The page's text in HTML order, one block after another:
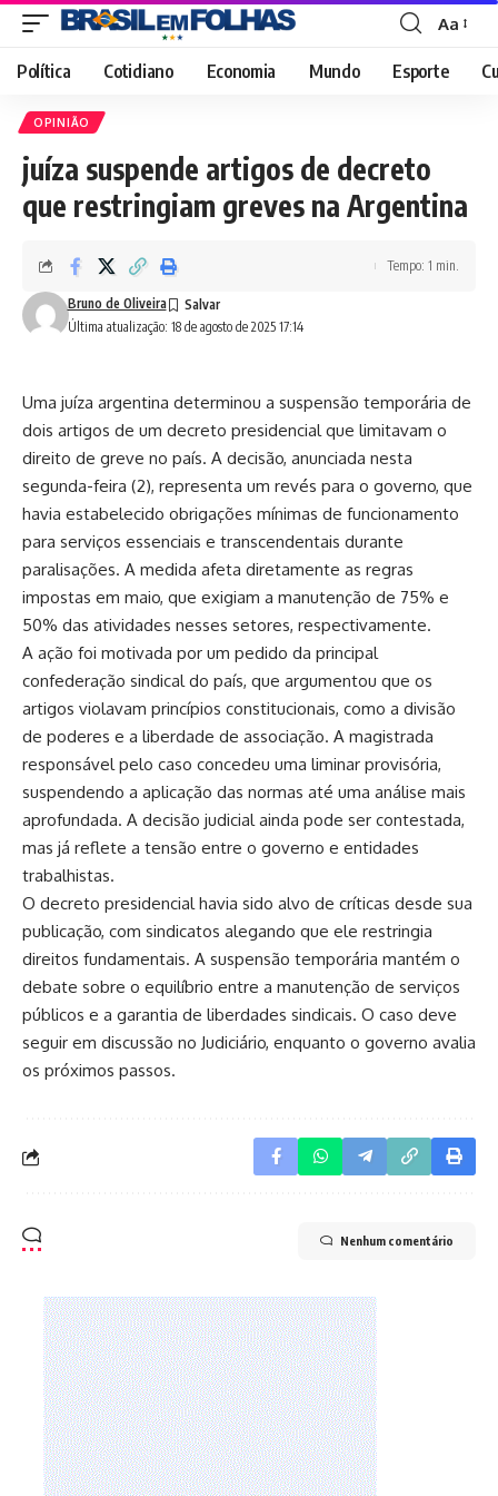
Font
Resizer
Aa
Política Cotidiano Economia Mundo Esporte
OPINIÃO
juíza suspende artigos de decreto
que restringiam greves na Argentina
Última atualização: 18 de agosto de 2025 17:14
Bruno de Oliveira
Tempo: 1 min.
Uma juíza argentina determinou a suspensão temporária de
dois artigos de um decreto presidencial que limitavam o
direito de greve no país. A decisão, anunciada nesta
segunda-feira (2), representa um revés para o governo, que
havia estabelecido obrigações mínimas de funcionamento
para serviços essenciais e transcendentais durante
paralisações. A medida afeta diretamente as regras
impostas em maio, que exigiam a manutenção de 75% e
50% das atividades nesses setores, respectivamente.
A ação foi motivada por um pedido da principal
confederação sindical do país, que argumentou que os
artigos violavam princípios constitucionais, como a divisão
de poderes e a liberdade de associação. A magistrada
responsável pelo caso concedeu uma liminar provisória,
suspendendo a aplicação das normas até uma análise mais
aprofundada. A decisão judicial ainda pode ser contestada,
mas já reflete a tensão entre o governo e entidades
trabalhistas.
O decreto presidencial havia sido alvo de críticas desde sua
publicação, com sindicatos alegando que ele restringia
direitos fundamentais. A suspensão temporária mantém o
debate sobre o equilíbrio entre a manutenção de serviços
públicos e a garantia de liberdades sindicais. O caso deve
seguir em discussão no Judiciário, enquanto o governo avalia
os próximos passos.
Nenhum comentário